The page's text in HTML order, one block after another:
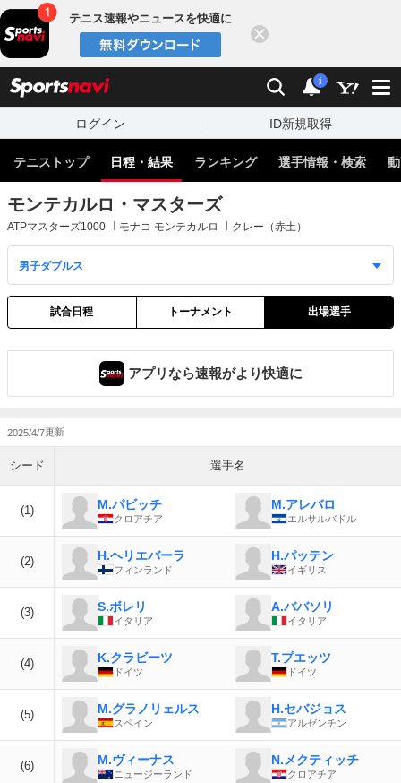
テニス速報やニュースを快適に
検索 通知
i
ログイン ID新規取得
テニストップ 日程・結果 ランキング 選手情報・検索
モンテカルロ・マスターズ
ATPマスターズ1000 モナコ モンテカルロ クレー（赤土）
試合日程 トーナメント 出場選手
アプリなら速報がより快適に
2025/4/7
シード 選手名
(1) M.パビッチ
クロアチア
M.アレバロ
エルサルバドル
(2) H.ヘリエバーラ
フィンランド
H.パッテン
イギリス
(3) S.ボレリ
イタリア
A.ババソリ
イタリア
(4) K.クラビーツ
ドイツ
T.プエッツ
ドイツ
(5) M.グラノリェルス
スペイン
H.セバジョス
アルゼンチン
(6) M.ヴィーナス
ニュージーランド
N.メクティッチ
クロアチア